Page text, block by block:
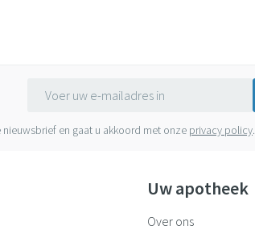
en gaat u akkoord met onze privacy policy.
Uw apotheek
Over ons